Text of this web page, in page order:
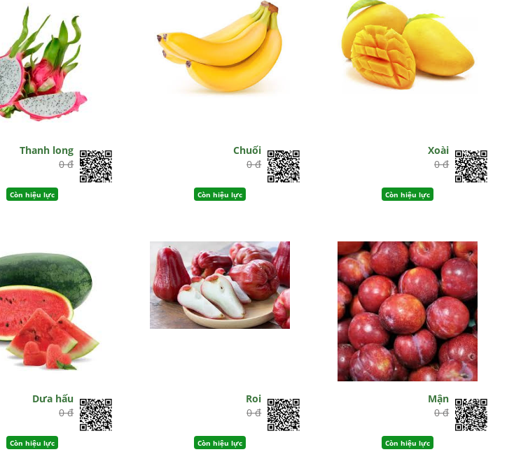
Thanh long
0 đ
Còn hiệu lực
Chuối
0 đ
Còn hiệu lực
Xoài
0 đ
Còn hiệu lực
Dưa hấu
0 đ
Còn hiệu lực
Roi
0 đ
Còn hiệu lực
Mận
0 đ
Còn hiệu lực